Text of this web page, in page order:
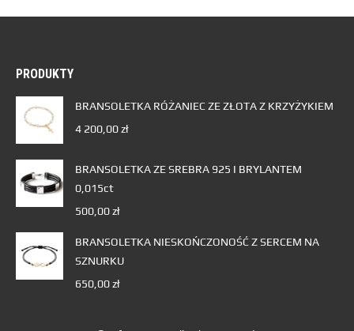
PRODUKTY
BRANSOLETKA RÓŻANIEC ZE ZŁOTA Z KRZYŻYKIEM
4 200,00zł
BRANSOLETKA ZE SREBRA 925 I BRYLANTEM
0,015ct
500,00zł
BRANSOLETKA NIESKOŃCZONOŚĆ Z SERCEM NA
SZNURKU
650,00zł